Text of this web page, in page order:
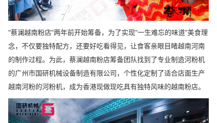
"蔡澜越南粉店"两年前开始筹备，为了实现"一生难忘的味道"美食理
念，不仅要独特配方，还要好吃看得见，让食客亲眼目睹越南河南
的制作过程。为此，蔡澜越南粉店筹备团队找到了专业制造河粉机
的广州市国研机械设备制造有限公司，个性化定制了适合店面生产
越南河粉的河粉机，成为香港现做现吃具有独特风味的越南粉店。